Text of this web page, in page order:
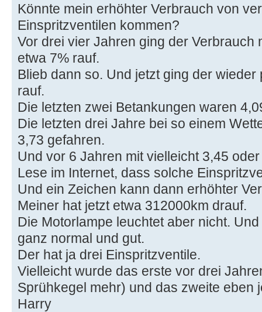
Könnte mein erhöhter Verbrauch von
Einspritzventilen kommen?
Vor drei vier Jahren ging der Verbrauch
etwa 7% rauf.
Blieb dann so. Und jetzt ging der
rauf.
Die letzten zwei Betankungen waren
Die letzten drei Jahre bei so einem
3,73 gefahren.
Und vor 6 Jahren mit vielleicht 3,45
Lese im Internet, dass solche
Und ein Zeichen kann dann erhöhter
Meiner hat jetzt etwa 312000km drauf.
Die Motorlampe leuchtet aber nicht.
ganz normal und gut.
Der hat ja drei Einspritzventile.
Vielleicht wurde das erste vor drei
Sprühkegel mehr) und das zweite eben
Harry